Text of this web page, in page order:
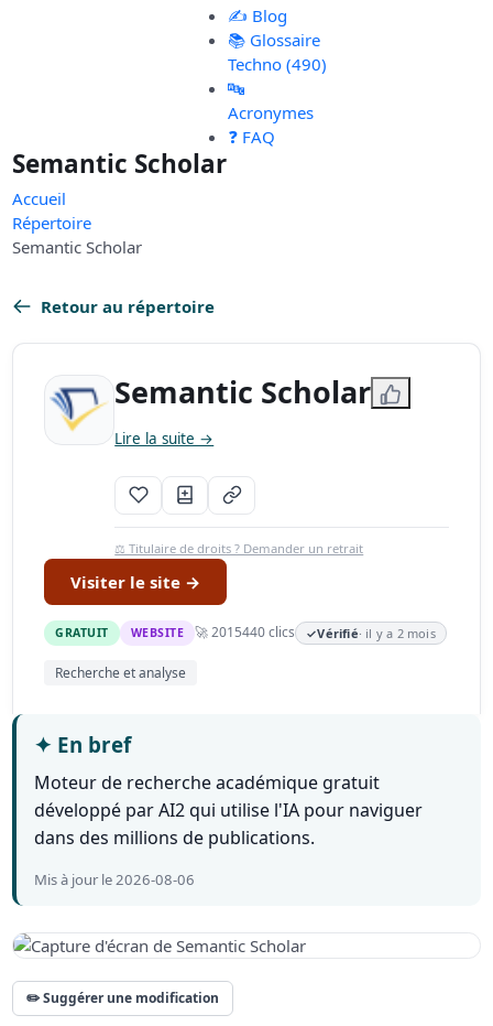
✍️ Blog
📚 Glossaire
Techno (490)
🔤
Acronymes
❓ FAQ
Semantic Scholar
Accueil
Répertoire
Semantic Scholar
Retour au répertoire
Semantic Scholar
Lire la suite →
⚖️ Titulaire de droits ? Demander un retrait
Visiter le site →
GRATUIT WEBSITE 🚀 2015440 clics ✓Vérifié· il y a 2 mois
Recherche et analyse
✦ En bref
Moteur de recherche académique gratuit
développé par AI2 qui utilise l'IA pour naviguer
dans des millions de publications.
Mis à jour le 2026-08-06
✏️ Suggérer une modification